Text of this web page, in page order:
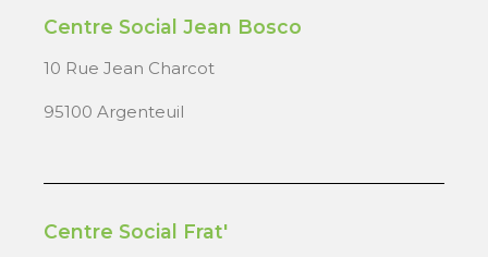
Centre Social Jean Bosco
10 Rue Jean Charcot
95100 Argenteuil
Centre Social Frat'